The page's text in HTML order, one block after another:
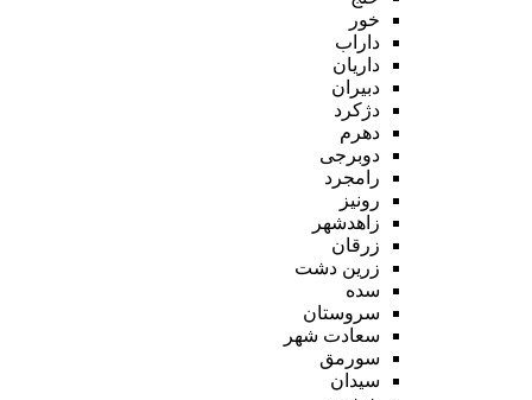
خور
داراب
داریان
دبیران
دژکرد
دهرم
دوبرجی
رامجرد
رونیز
زاهدشهر
زرقان
زرین دشت
سده
سروستان
سعادت شهر
سورمق
سیدان